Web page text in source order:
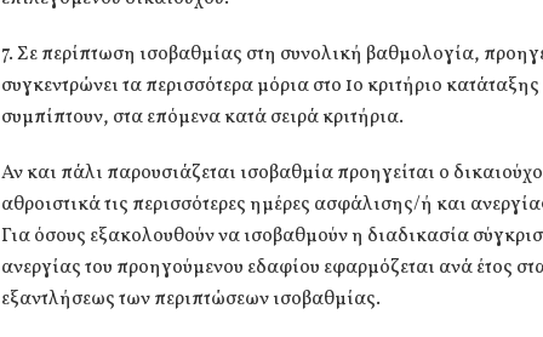
7. Σε περίπτωση ισοβαθμίας στη συνολική βαθμολογία,
συγκεντρώνει τα περισσότερα μόρια στο 1ο κριτήριο
συμπίπτουν, στα επόμενα κατά σειρά κριτήρια.
Αν και πάλι παρουσιάζεται ισοβαθμία προηγείται ο
αθροιστικά τις περισσότερες ημέρες ασφάλισης/ή και
Για όσους εξακολουθούν να ισοβαθμούν η διαδικασία
ανεργίας του προηγούμενου εδαφίου εφαρμόζεται ανά έτος
εξαντλήσεως των περιπτώσεων ισοβαθμίας.